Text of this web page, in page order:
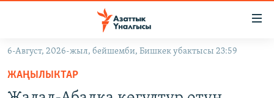
Навигацияга
өтүңүз
Издөөгө
6-Август, 2026-жыл, бейшемби, Бишкек убактысы 23:59
ЖАҢЫЛЫКТАР